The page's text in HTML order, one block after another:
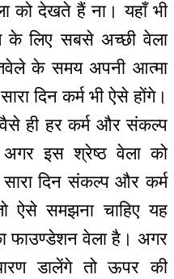
को देखते हैं ना। यहाँ भी
के लिए सबसे अच्छी वेला
के समय अपनी आत्मा
दिन कर्म भी ऐसे होंगे।
ही हर कर्म और संकल्प
अगर इस श्रेष्ठ वेला को
दिन संकल्प और कर्म
ऐसे समझना चाहिए यह
फाउण्डेशन वेला है। अगर
डालेंगे तो ऊपर की